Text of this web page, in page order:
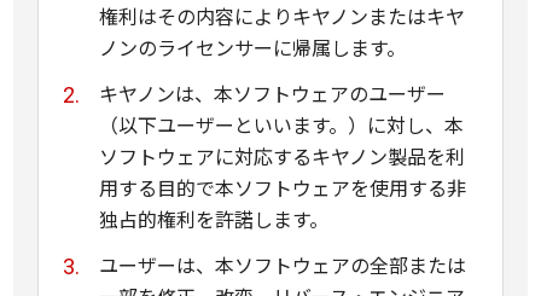
権利はその内容によりキヤノンまたはキヤ
ノンのライセンサーに帰属します。
キヤノンは、本ソフトウェアのユーザー
（以下ユーザーといいます。）に対し、本
ソフトウェアに対応するキヤノン製品を利
用する目的で本ソフトウェアを使用する非
独占的権利を許諾します。
ユーザーは、本ソフトウェアの全部または